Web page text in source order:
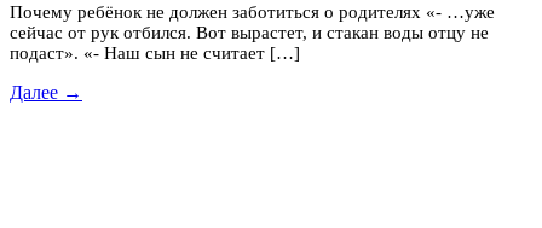
Почему ребёнок не должен заботиться о родителях «- …уже
сейчас от рук отбился. Вот вырастет, и стакан воды отцу не
подаст». «- Наш сын не считает […]
Далее →